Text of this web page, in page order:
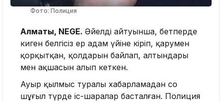
Фото: Полиция
Алматы, NEGE. Әйелдің айтуынша, бетперде
киген белгісіз ер адам үйіне кіріп, қарумен
қорқытқан, қолдарын байлап, алтындары
мен ақшасын алып кеткен.
Ауыр қылмыс туралы хабарламадан соң
шұғыл түрде іс-шаралар басталған. Полиция